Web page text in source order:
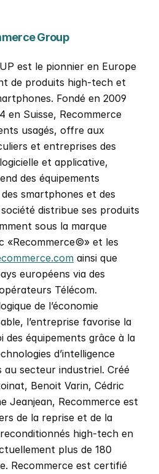
Group
est le pionnier en Europe
de produits high-tech et
Fondé en 2009
en Suisse, Recommerce
usagés, offre aux
et entreprises des
et applicative,
des équipements
smartphones et des
distribue ses produits
sous la marque
«Recommerce©» et les
ainsi que
européens via des
Télécom.
de l’économie
l’entreprise favorise la
des équipements grâce à la
d’intelligence
au secteur industriel. Créé
Benoit Varin, Cédric
Jeanjean, Recommerce est
de la reprise et de la
high-tech en
plus de 180
Recommerce est certifié